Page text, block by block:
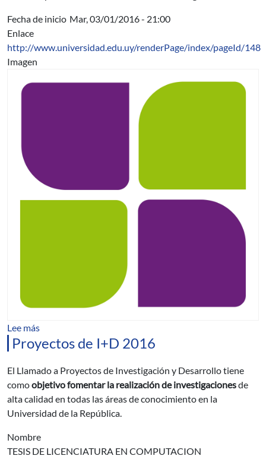
Fecha de inicio Mar, 03/01/2016 - 21:00
Enlace
http://www.universidad.edu.uy/renderPage/index/pageId/148
Imagen
Lee mássobre Programa Proyectos de I+D 2016
Proyectos de I+D 2016
El Llamado a Proyectos de Investigación y Desarrollo tiene
comoobjetivo fomentar la realización de investigacionesde
alta calidad en todas las áreas de conocimiento en la
Universidad de la República.
Nombre
TESIS DE LICENCIATURA EN COMPUTACION